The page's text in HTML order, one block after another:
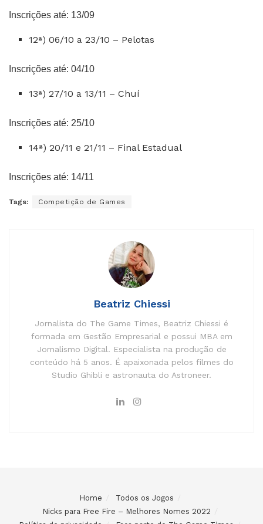
Inscrições até: 13/09
12ª) 06/10 a 23/10 – Pelotas
Inscrições até: 04/10
13ª) 27/10 a 13/11 – Chuí
Inscrições até: 25/10
14ª) 20/11 e 21/11 – Final Estadual
Inscrições até: 14/11
Tags: Competição de Games
Beatriz Chiessi
Jornalista do The Game Times, Beatriz Chiessi é
formada em Gestão Empresarial e possui MBA em
Jornalismo Digital. Especialista na produção de
conteúdo há 5 anos. É apaixonada pelos filmes do
Studio Ghibli e astronauta do Astroneer.
Home
Todos os Jogos
Nicks para Free Fire – Melhores Nomes 2022